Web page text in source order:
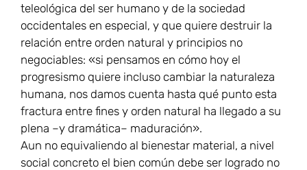
teleológica del ser humano y de la sociedad
occidentales en especial, y que quiere destruir la
relación entre orden natural y principios no
negociables: «si pensamos en cómo hoy el
progresismo quiere incluso cambiar la naturaleza
humana, nos damos cuenta hasta qué punto esta
fractura entre fines y orden natural ha llegado a su
plena –y dramática– maduración».
Aun no equivaliendo al bienestar material, a nivel
social concreto el bien común debe ser logrado no